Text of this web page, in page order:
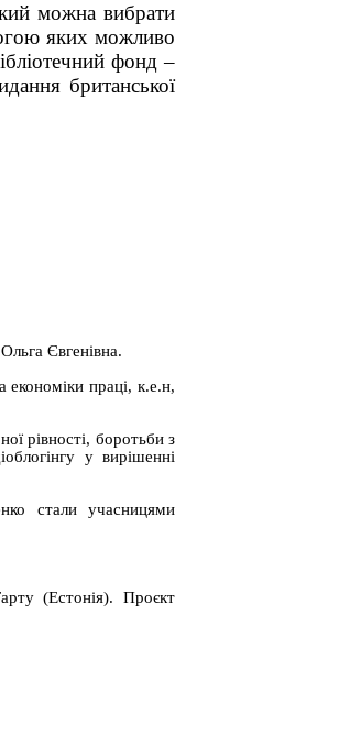
можна вибрати
яких можливо
фонд –
британської
Євгенівна.
економіки праці, к.е.н,
рівності, боротьби з
у вирішенні
стали учасницями
(Естонія). Проєкт